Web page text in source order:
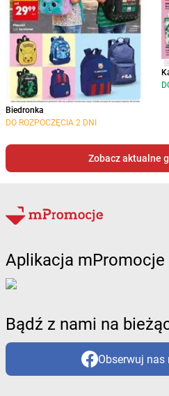
Biedronka
DO ROZPOCZĘCIA 2 DNI
Zobacz aktualne
Aplikacja
Bądź z nami na
Obserwuj nas